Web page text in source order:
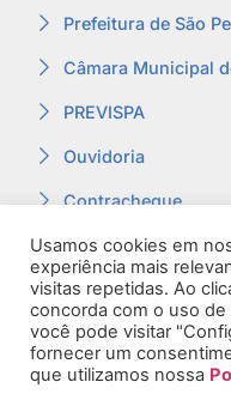
Prefeitura de São
Câmara Municipal
PREVISPA
Ouvidoria
Contracheque
Webmail
© 2026.
Usamos cookies em
experiência mais
visitas repetidas. Ao
concorda com o uso de
você pode visitar
fornecer um
que utilizamos nossa